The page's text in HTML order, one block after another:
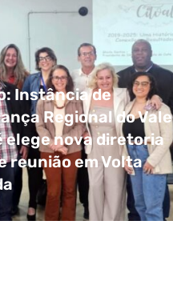
Instância de
Regional do Vale
elege nova diretoria
reunião em Volta